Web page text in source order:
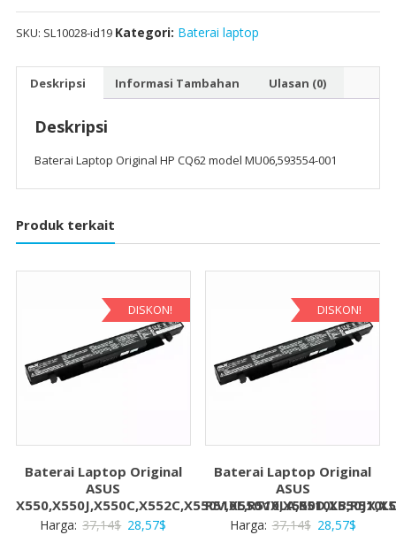
MU06,593554-
001
SKU: SL10028-id19 Kategori: Baterai laptop
Deskripsi Informasi Tambahan Ulasan (0)
Deskripsi
Baterai Laptop Original HP CQ62 model MU06,593554-001
Produk terkait
DISKON!
Baterai Laptop Original
ASUS
Harga: 37,14$ Harga
28,57$
DISKON!
Baterai Laptop Original
ASUS
Harga: 37,14$ Harga
28,57$Harga